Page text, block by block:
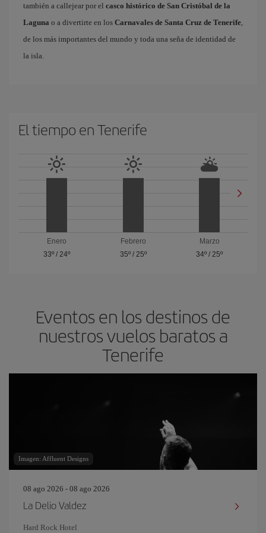
también a callejear por el casco histórico de San Cristóbal de la
Laguna o a divertirte en los Carnavales de Santa Cruz de Tenerife,
de los más importantes del mundo y toda una seña de identidad de
la isla.
El tiempo en Tenerife
Enero
33º/ 24º
Febrero
35º/ 25º
Marzo
34º /25º
Eventos en los destinos de
nuestros vuelos baratos a
Tenerife
Imagen: Affluent Designs
08 ago 2026 - 08 ago 2026
La Delio Valdez
Hard Rock Hotel